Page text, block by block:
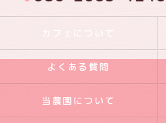
よくある質問
当農園について